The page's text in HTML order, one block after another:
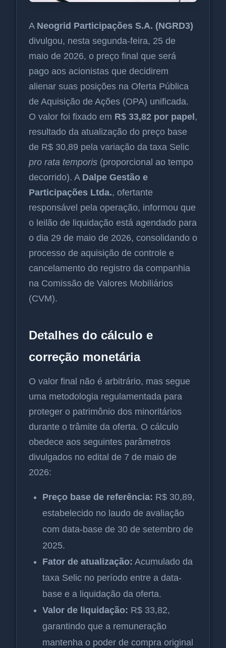
A Neogrid Participações S.A. (NGRD3)
divulgou, nesta segunda-feira, 25 de
maio de 2026, o preço final que será
pago aos acionistas que decidirem
alienar suas posições na Oferta Pública
de Aquisição de Ações (OPA) unificada.
O valor foi fixado em R$ 33,82 por papel,
resultado da atualização do preço base
de R$ 30,89 pela variação da taxa Selic
pro rata temporis (proporcional ao tempo
decorrido). A Dalpe Gestão e
Participações Ltda., ofertante
responsável pela operação, informou que
o leilão de liquidação está agendado para
o dia 29 de maio de 2026, consolidando o
processo de aquisição de controle e
cancelamento do registro da companhia
na Comissão de Valores Mobiliários
(CVM).
Detalhes do cálculo e
correção monetária
O valor final não é arbitrário, mas segue
uma metodologia regulamentada para
proteger o patrimônio dos minoritários
durante o trâmite da oferta. O cálculo
obedece aos seguintes parâmetros
divulgados no edital de 7 de maio de
2026:
Preço base de referência: R$ 30,89,
estabelecido no laudo de avaliação
com data-base de 30 de setembro de
2025.
Fator de atualização: Acumulado da
taxa Selic no período entre a data-
base e a liquidação da oferta.
Valor de liquidação: R$ 33,82,
garantindo que a remuneração
mantenha o poder de compra original